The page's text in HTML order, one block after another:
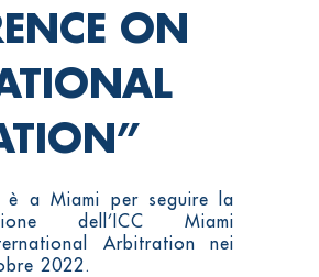
ON
è a Miami per seguire la
dell’ICC Miami
Arbitration nei
2022.